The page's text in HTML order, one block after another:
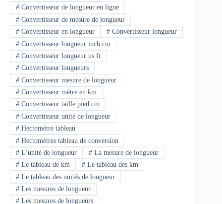
#Convertisseur de longueur en ligne
#Convertisseur de mesure de longueur
#Convertisseur en longueur #Convertisseur longueur
#Convertisseur longueur inch cm
#Convertisseur longueur us fr
#Convertisseur longueurs
#Convertisseur mesure de longueur
#Convertisseur mètre en km
#Convertisseur taille pied cm
#Convertisseur unité de longueur
#Hectomètre tableau
#Hectomètres tableau de conversion
#L’unité de longueur #La mesure de longueur
#Le tableau de km #Le tableau des km
#Le tableau des unités de longueur
#Les mesures de longueur
#Les mesures de longueurs